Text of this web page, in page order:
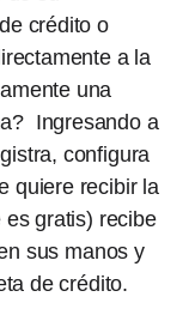
crédito o
a la
una
Ingresando a
configura
quiere recibir la
gratis) recibe
sus manos y
de crédito.